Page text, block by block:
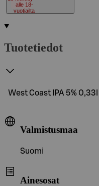
alle 18-
vuotiailta
Tuotetiedot
West Coast IPA 5% 0,33l
Valmistusmaa
Suomi
Ainesosat